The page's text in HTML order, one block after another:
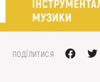
поділитися